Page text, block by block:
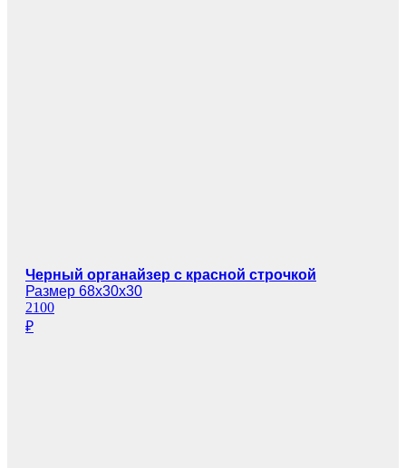
Черный органайзер с красной строчкой
Размер 68х30х30
2100
₽